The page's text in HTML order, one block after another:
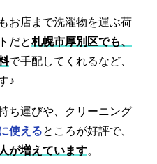
お店まで洗濯物を運ぶ荷
だと札幌市厚別区でも、
で手配してくれるなど、
♪
ち運びや、クリーニング
使えるところが好評で、
が増えています。